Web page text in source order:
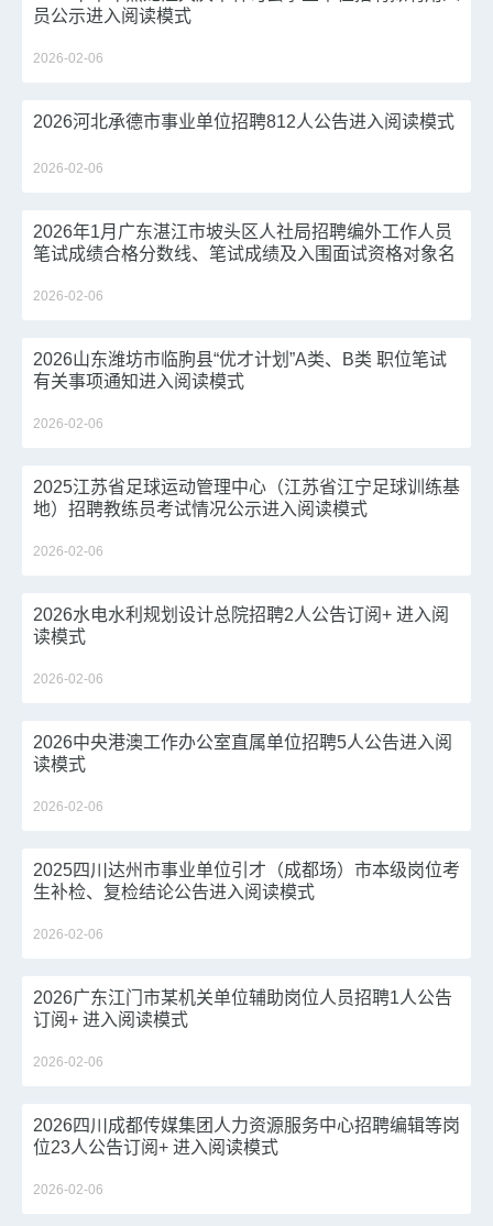
员公示进入阅读模式
2026-02-06
2026河北承德市事业单位招聘812人公告进入阅读模式
2026-02-06
2026年1月广东湛江市坡头区人社局招聘编外工作人员
笔试成绩合格分数线、笔试成绩及入围面试资格对象名
2026-02-06
2026山东潍坊市临朐县“优才计划”A类、B类 职位笔试
有关事项通知进入阅读模式
2026-02-06
2025江苏省足球运动管理中心（江苏省江宁足球训练基
地）招聘教练员考试情况公示进入阅读模式
2026-02-06
2026水电水利规划设计总院招聘2人公告订阅+ 进入阅
读模式
2026-02-06
2026中央港澳工作办公室直属单位招聘5人公告进入阅
读模式
2026-02-06
2025四川达州市事业单位引才（成都场）市本级岗位考
生补检、复检结论公告进入阅读模式
2026-02-06
2026广东江门市某机关单位辅助岗位人员招聘1人公告
订阅+ 进入阅读模式
2026-02-06
2026四川成都传媒集团人力资源服务中心招聘编辑等岗
位23人公告订阅+ 进入阅读模式
2026-02-06